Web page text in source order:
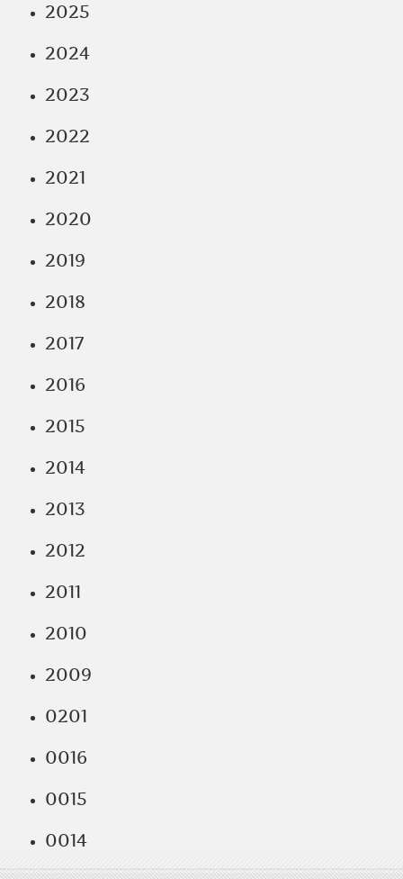
2025
2024
2023
2022
2021
2020
2019
2018
2017
2016
2015
2014
2013
2012
2011
2010
2009
0201
0016
0015
0014